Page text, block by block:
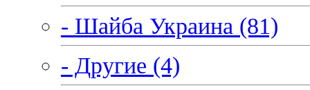
- Шайба Украина (81)
- Другие (4)